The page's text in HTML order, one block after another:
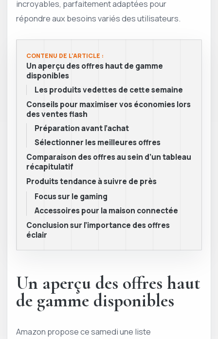
incroyables, parfaitement adaptées pour
répondre aux besoins variés des utilisateurs.
CONTENU DE L'ARTICLE :
Un aperçu des offres haut de gamme
disponibles
Les produits vedettes de cette semaine
Conseils pour maximiser vos économies lors
des ventes flash
Préparation avant l’achat
Sélectionner les meilleures offres
Comparaison des offres au sein d’un tableau
récapitulatif
Produits tendance à suivre de près
Focus sur le gaming
Accessoires pour la maison connectée
Conclusion sur l’importance des offres
éclair
Un aperçu des offres haut
de gamme disponibles
Amazon propose ce samedi une liste